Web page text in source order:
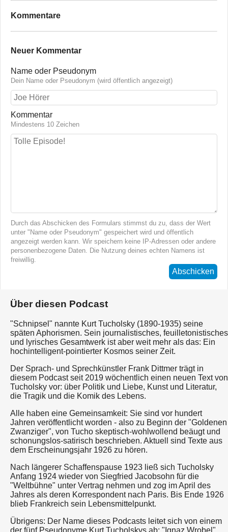
Kommentare
Neuer Kommentar
Name oder Pseudonym
Dein Name oder Pseudonym (wird öffentlich angezeigt)
Kommentar
Mindestens 10 Zeichen
Durch das Abschicken des Formulars stimmst du zu, dass der Wert
unter "Name oder Pseudonym" gespeichert wird und öffentlich
angezeigt werden kann. Wir speichern keine IP-Adressen oder andere
personenbezogene Daten. Die Nutzung deines echten Namens ist
freiwillig.
Abschicken
Über diesen Podcast
"Schnipsel" nannte Kurt Tucholsky (1890-1935) seine
späten Aphorismen. Sein journalistisches, feuilletonistisches
und lyrisches Gesamtwerk ist aber weit mehr als das: Ein
hochintelligent-pointierter Kosmos seiner Zeit.
Der Sprach- und Sprechkünstler Frank Dittmer trägt in
diesem Podcast seit 2019 wöchentlich einen neuen Text von
Tucholsky vor: über Politik und Liebe, Kunst und Literatur,
die Tragik und die Komik des Lebens.
Alle haben eine Gemeinsamkeit: Sie sind vor hundert
Jahren veröffentlicht worden - also zu Beginn der "Goldenen
Zwanziger", von Tucho skeptisch-wohlwollend beäugt und
schonungslos-satirisch beschrieben. Aktuell sind Texte aus
dem Erscheinungsjahr 1926 zu hören.
Nach längerer Schaffenspause 1923 ließ sich Tucholsky
Anfang 1924 wieder von Siegfried Jacobsohn für die
"Weltbühne" unter Vertrag nehmen und zog im April des
Jahres als deren Korrespondent nach Paris. Bis Ende 1926
blieb Frankreich sein Lebensmittelpunkt.
Übrigens: Der Name dieses Podcasts leitet sich von einem